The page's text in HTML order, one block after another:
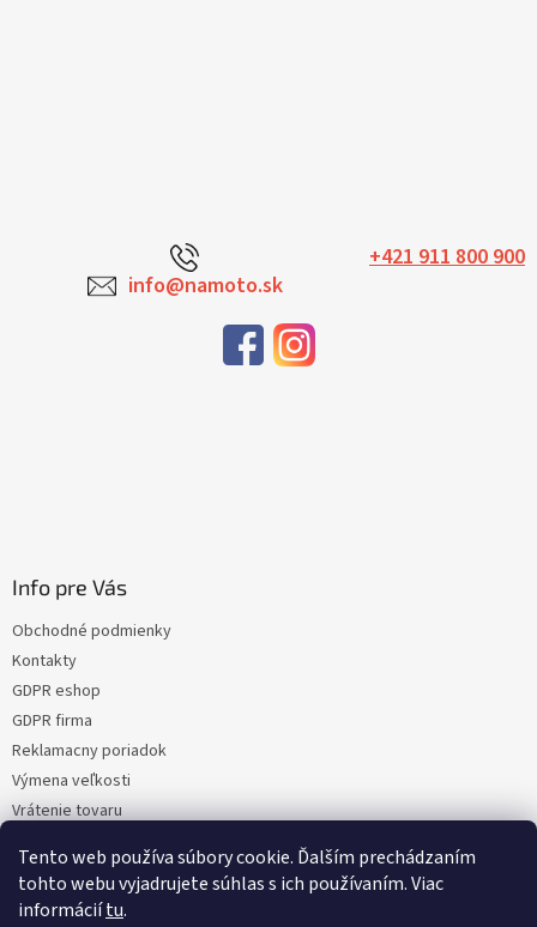
Tento web používa súbory cookie. Ďalším prechádzaním
tohto webu vyjadrujete súhlas s ich používaním. Viac
informáciítu.
+421 911 800 900
info@namoto.sk
Info pre Vás
Obchodné podmienky
Kontakty
GDPR eshop
GDPR firma
Reklamacny poriadok
Výmena veľkosti
Vrátenie tovaru
Moja objednávka